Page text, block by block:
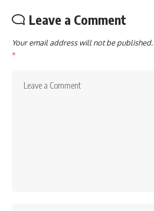
Leave a Comment
Your email address will not be published.
*